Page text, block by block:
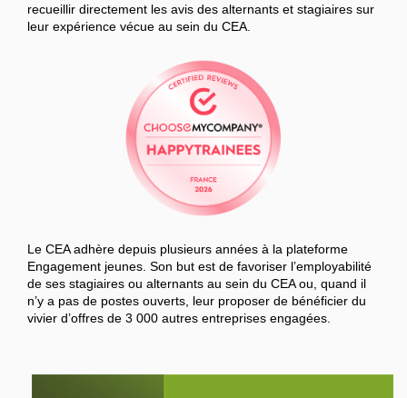
recueillir directement les avis des alternants et stagiaires sur
leur expérience vécue au sein du CEA.
Le CEA adhère depuis plusieurs années à la plateforme
Engagement jeunes. Son but est de favoriser l’employabilité
de ses stagiaires ou alternants au sein du CEA ou, quand il
n’y a pas de postes ouverts, leur proposer de bénéficier du
vivier d’offres de 3 000 autres entreprises engagées.